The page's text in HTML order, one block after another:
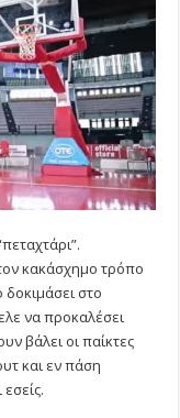
κακάσχημο τρόπο
στο
να προκαλέσει
βάλει οι παίκτες
και εν πάση